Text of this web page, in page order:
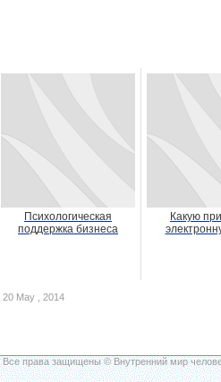
Психологическая
поддержка бизнеса
Какую
20 May , 2014
Все права защищены © Внутренний мир